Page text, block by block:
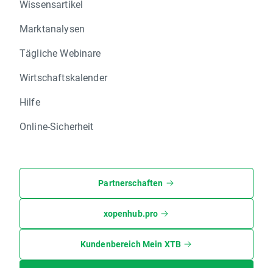
Wissensartikel
Marktanalysen
Tägliche Webinare
Wirtschaftskalender
Hilfe
Online-Sicherheit
Partnerschaften
xopenhub.pro
Kundenbereich Mein XTB